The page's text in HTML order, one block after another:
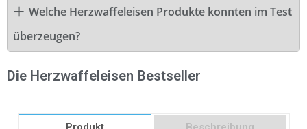
Welche Herzwaffeleisen Produkte konnten im Test
überzeugen?
Die Herzwaffeleisen Bestseller